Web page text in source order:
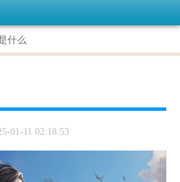
什么
01-11 02:18:53